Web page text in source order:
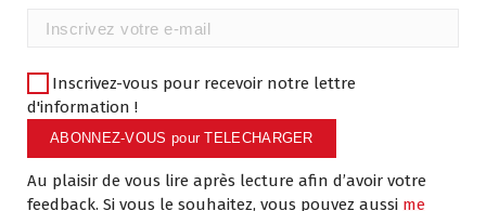
Inscrivez-vous pour recevoir notre lettre
d'information !
Au plaisir de vous lire après lecture afin d’avoir votre
feedback. Si vous le souhaitez, vous pouvez aussi me